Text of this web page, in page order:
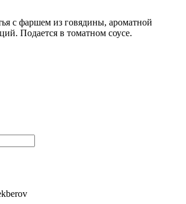
с фаршем из говядины, ароматной
Подается в томатном соусе.